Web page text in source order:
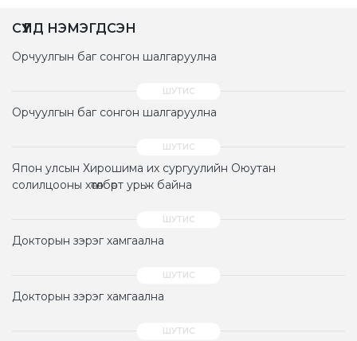
СҮҮЛД НЭМЭГДСЭН
Орчуулгын баг сонгон шалгаруулна
Орчуулгын баг сонгон шалгаруулна
Япон улсын Хирошима их сургуулийн Оюутан
солилцооны хөтөлбөрт урьж байна
Докторын зэрэг хамгаална
Докторын зэрэг хамгаална